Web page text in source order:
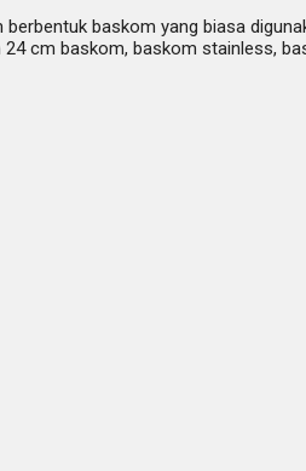
baskom yang biasa
cm baskom, baskom stainless,